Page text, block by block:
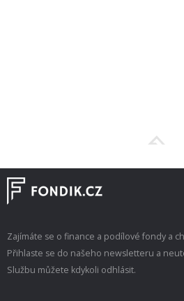
Zajímáte se o finance a podílové fondy a
Přihlaste se do našeho newsletteru a
Službu můžete kdykoli odhlásit.